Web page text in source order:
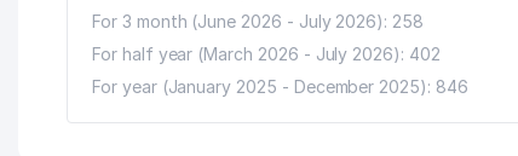
For 3 month (June 2026 - July 2026): 258
For half year (March 2026 - July 2026): 402
For year (January 2025 - December 2025): 846